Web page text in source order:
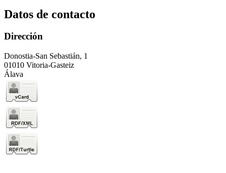
Datos de contacto
Dirección
Donostia-San Sebastián, 1
01010 Vitoria-Gasteiz
Álava